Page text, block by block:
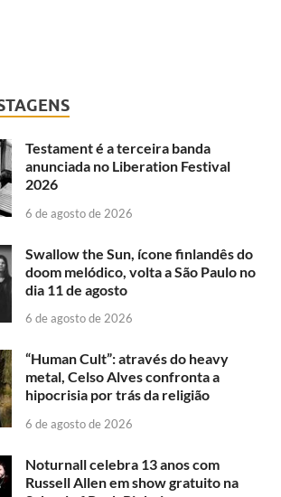
Testament é a terceira banda
anunciada no Liberation Festival
2026
6 de agosto de 2026
Swallow the Sun, ícone finlandês do
doom melódico, volta a São Paulo no
dia 11 de agosto
6 de agosto de 2026
“Human Cult”: através do heavy
metal, Celso Alves confronta a
hipocrisia por trás da religião
6 de agosto de 2026
Noturnall celebra 13 anos com
Russell Allen em show gratuito na